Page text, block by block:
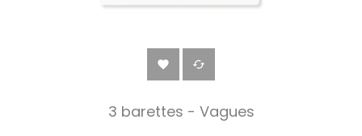
 
3 barettes - Vagues